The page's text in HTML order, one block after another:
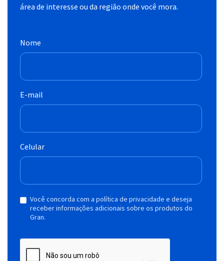
área de interesse ou da região onde você mora.
Nome
E-mail
Celular
Você concorda com a política de privacidade e deseja
receber informações adicionais sobre os produtos do
Gran.